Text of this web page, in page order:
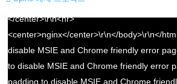
연락처
FAQ
포털
포털 설정
클리핑
</head>\r\n<body>\r\n<center><h1>429
</center>\r\n<hr>
<center>nginx</center>\r\n</body>\r\n</
disable MSIE and Chrome friendly error
to disable MSIE and Chrome friendly error
padding to disable MSIE and Chrome